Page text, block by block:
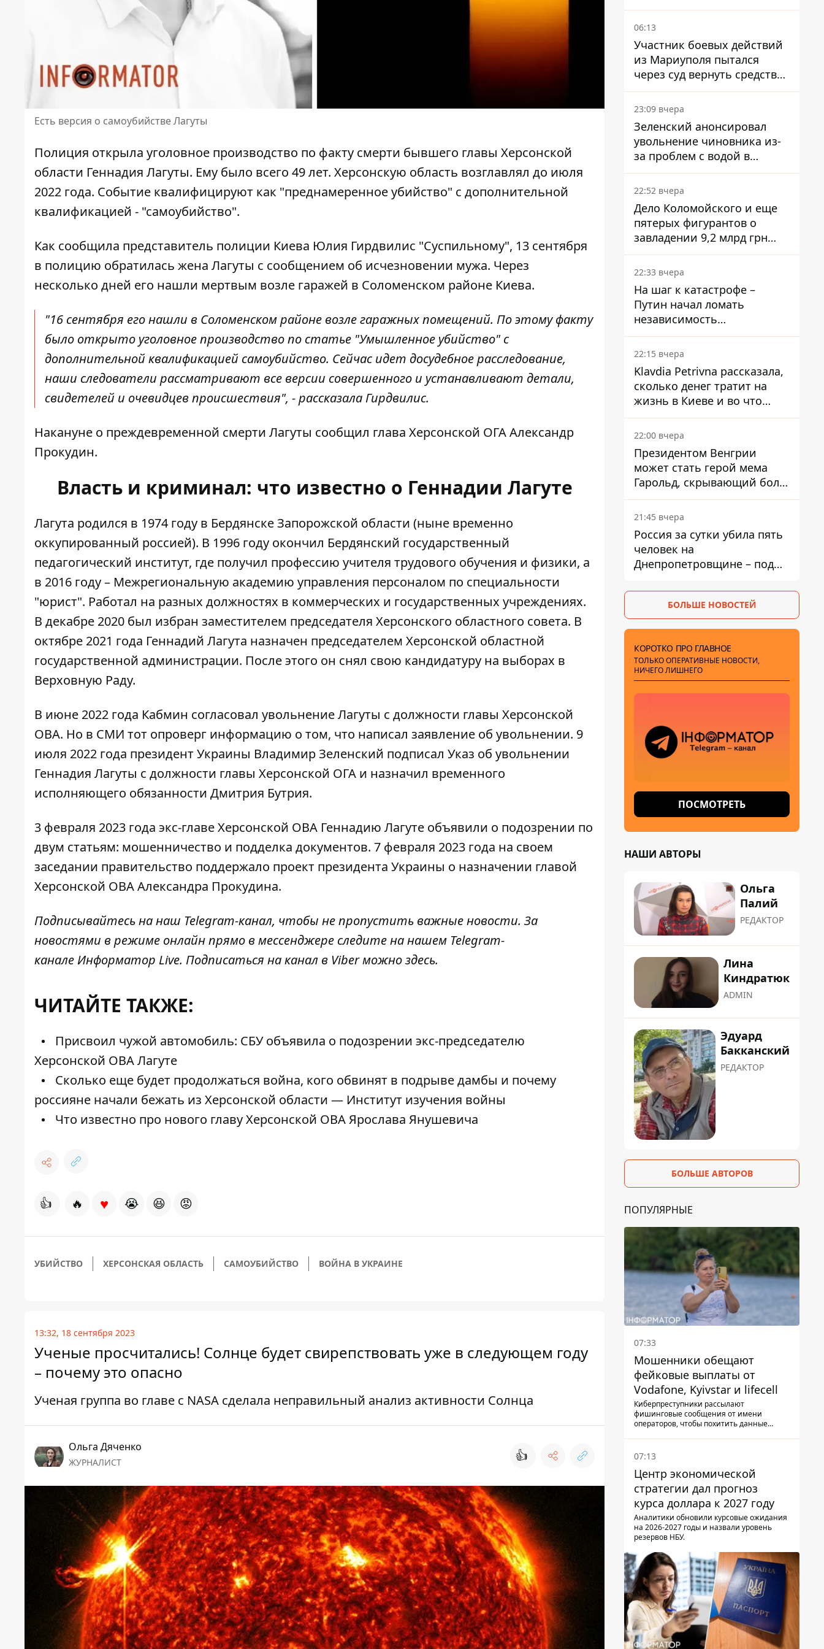
Есть версия о самоубийстве Лагуты
Полиция открыла уголовное производство по факту смерти бывшего главы Херсонской
области Геннадия Лагуты. Ему было всего 49 лет. Херсонскую область возглавлял до июля
2022 года. Событие квалифицируют как "преднамеренное убийство" с дополнительной
квалификацией - "самоубийство".
Как сообщила представитель полиции Киева Юлия Гирдвилис "Суспильному", 13 сентября
в полицию обратилась жена Лагуты с сообщением об исчезновении мужа. Через
несколько дней его нашли мертвым возле гаражей в Соломенском районе Киева.
"16 сентября его нашли в Соломенском районе возле гаражных помещений. По этому факту
было открыто уголовное производство по статье "Умышленное убийство" с
дополнительной квалификацией самоубийство. Сейчас идет досудебное расследование,
наши следователи рассматривают все версии совершенного и устанавливают детали,
свидетелей и очевидцев происшествия", - рассказала Гирдвилис.
Накануне о преждевременной смерти Лагуты сообщил глава Херсонской ОГА Александр
Прокудин.
Власть и криминал: что известно о Геннадии Лагуте
Лагута родился в 1974 году в Бердянске Запорожской области (ныне временно
оккупированный россией). В 1996 году окончил Бердянский государственный
педагогический институт, где получил профессию учителя трудового обучения и физики, а
в 2016 году – Межрегиональную академию управления персоналом по специальности
"юрист". Работал на разных должностях в коммерческих и государственных учреждениях.
В декабре 2020 был избран заместителем председателя Херсонского областного совета. В
октябре 2021 года Геннадий Лагута назначен председателем Херсонской областной
государственной администрации. После этого он снял свою кандидатуру на выборах в
Верховную Раду.
В июне 2022 года Кабмин согласовал увольнение Лагуты с должности главы Херсонской
ОВА. Но в СМИ тот опроверг информацию о том, что написал заявление об увольнении. 9
июля 2022 года президент Украины Владимир Зеленский подписал Указ об увольнении
Геннадия Лагуты с должности главы Херсонской ОГА и назначил временного
исполняющего обязанности Дмитрия Бутрия.
3 февраля 2023 года экс-главе Херсонской ОВА Геннадию Лагуте объявили о подозрении по
двум статьям: мошенничество и подделка документов. 7 февраля 2023 года на своем
заседании правительство поддержало проект президента Украины о назначении главой
Херсонской ОВА Александра Прокудина.
Подписывайтесь на наш Telegram-канал, чтобы не пропустить важные новости. За
новостями в режиме онлайн прямо в мессенджере следите на нашем Telegram-
канале Информатор Live. Подписаться на канал в Viber можноздесь.
ЧИТАЙТЕ ТАКЖЕ:
Присвоил чужой автомобиль: СБУ объявила о подозрении экс-председателю
Херсонской ОВА Лагуте
Сколько еще будет продолжаться война, кого обвинят в подрыве дамбы и почему
россияне начали бежать из Херсонской области — Институт изучения войны
Что известно про нового главу Херсонской ОВА Ярослава Янушевича
👍 🔥 ♥ 😭 😆 😡
УБИЙСТВО ХЕРСОНСКАЯ ОБЛАСТЬ САМОУБИЙСТВО ВОЙНА В УКРАИНЕ
13:32, 18 сентября 2023
Ученые просчитались! Солнце будет свирепствовать уже в следующем году
– почему это опасно
Ученая группа во главе с NASA сделала неправильный анализ активности Солнца
Ольга Дяченко
ЖУРНАЛИСТ 👍
06:13
Участник боевых действий
из Мариуполя пытался
через суд вернуть средства
субсидии со счета в
Ощадбанке – каким было
решение
23:09 вчера
Зеленский анонсировал
увольнение чиновника из-
за проблем с водой в
Марганце
22:52 вчера
Дело Коломойского и еще
пятерых фигурантов о
завладении 9,2 млрд грн
ПриватБанка направили в
суд
22:33 вчера
На шаг к катастрофе –
Путин начал ломать
независимость
собственного Центробанка,
заставив снизить базовую
ставку
22:15 вчера
Klavdia Petrivna рассказала,
сколько денег тратит на
жизнь в Киеве и во что
вкладывает миллионы
22:00 вчера
Президентом Венгрии
может стать герой мема
Гарольд, скрывающий боль
– он возглавил народное
голосование
21:45 вчера
Россия за сутки убила пять
человек на
Днепропетровщине – под
районов области
БОЛЬШЕ НОВОСТЕЙ
КОРОТКО ПРО ГЛАВНОЕ
ТОЛЬКО ОПЕРАТИВНЫЕ НОВОСТИ,
НИЧЕГО ЛИШНЕГО
ПОСМОТРЕТЬ
НАШИ АВТОРЫ
Ольга
Палий
РЕДАКТОР
Лина
Киндратюк
ADMIN
Эдуард
Бакканский
РЕДАКТОР
БОЛЬШЕ АВТОРОВ
ПОПУЛЯРНЫЕ
07:33
Мошенники обещают
фейковые выплаты от
Vodafone, Kyivstar и lifecell
Киберпреступники рассылают
фишинговые сообщения от имени
операторов, чтобы похитить данные
07:13
Центр экономической
стратегии дал прогноз
курса доллара к 2027 году
Аналитики обновили курсовые ожидания
на 2026-2027 годы и назвали уровень
резервов НБУ.